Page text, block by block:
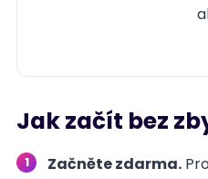
Jak začít bez
Začněte zdarma.